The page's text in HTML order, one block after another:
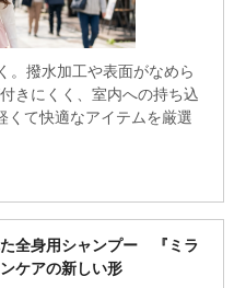
。撥水加工や表面がなめら
きにくく、室内への持ち込
くて快適なアイテムを厳選
全身用シャンプー 『ミラ
ケアの新しい形